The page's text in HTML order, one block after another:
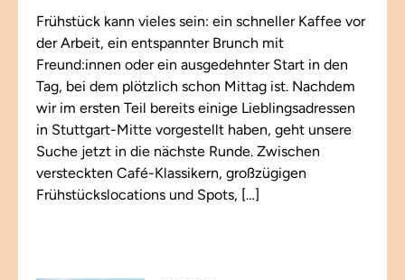
Frühstück kann vieles sein: ein schneller Kaffee vor
der Arbeit, ein entspannter Brunch mit
Freund:innen oder ein ausgedehnter Start in den
Tag, bei dem plötzlich schon Mittag ist. Nachdem
wir im ersten Teil bereits einige Lieblingsadressen
in Stuttgart-Mitte vorgestellt haben, geht unsere
Suche jetzt in die nächste Runde. Zwischen
versteckten Café-Klassikern, großzügigen
Frühstückslocations und Spots, […]